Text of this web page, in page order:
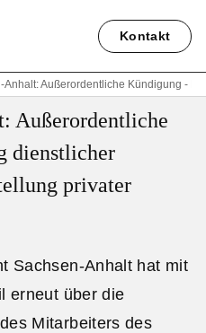
Kontakt
Anhalt: Außerordentliche Kündigung -
Außerordentliche
dienstlicher
privater
Sachsen-Anhalt hat mit
erneut über die
Mitarbeiters des